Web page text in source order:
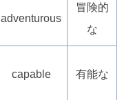
adventurous
冒険的
な
capable 有能な